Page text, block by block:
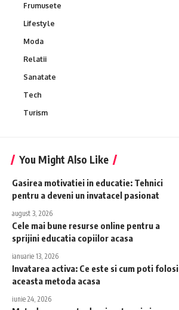
Frumusete
Lifestyle
Moda
Relatii
Sanatate
Tech
Turism
You Might Also Like
Gasirea motivatiei in educatie: Tehnici
pentru a deveni un invatacel pasionat
august 3, 2026
Cele mai bune resurse online pentru a
sprijini educatia copiilor acasa
ianuarie 13, 2026
Invatarea activa: Ce este si cum poti folosi
aceasta metoda acasa
iunie 24, 2026